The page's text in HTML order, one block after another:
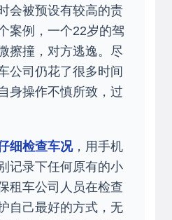
会被预设有较高的责
案例，一个22岁的驾
擦撞，对方逃逸。尽
公司仍花了很多时间
身操作不慎所致，过
细检查车况，用手机
记录下任何原有的小
租车公司人员在检查
自己最好的方式，无